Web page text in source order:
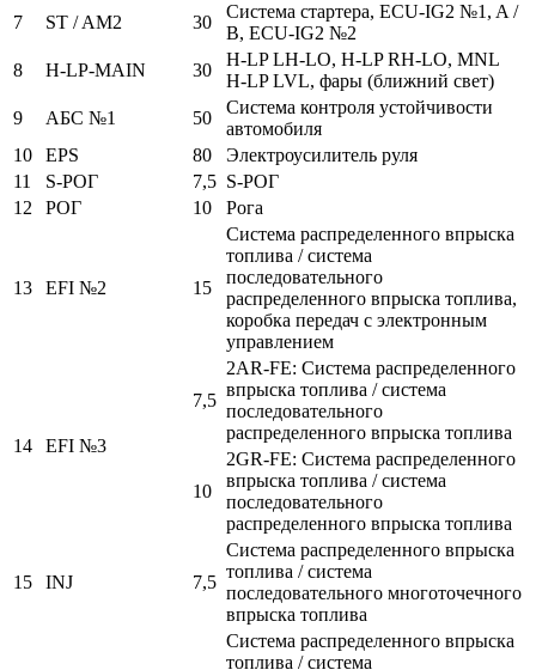
7
ST / AM2 30
Система стартера, ECU-IG2 №1, A /
B, ECU-IG2 №2
8
H-LP-MAIN 30
H-LP LH-LO, H-LP RH-LO, MNL
H-LP LVL, фары (ближний свет)
9
АБС №1 50
Система контроля устойчивости
автомобиля
10
EPS 80
Электроусилитель руля
11
S-РОГ 7,5 S-РОГ
12
РОГ 10 Рога
13 EFI №2 15
Система распределенного впрыска
топлива / система
последовательного
распределенного впрыска топлива,
коробка передач с электронным
управлением
14 EFI №3
7,5
2AR-FE: Система распределенного
впрыска топлива / система
последовательного
распределенного впрыска топлива
10
2GR-FE: Система распределенного
впрыска топлива / система
последовательного
распределенного впрыска топлива
15 INJ 7,5
Система распределенного впрыска
топлива / система
последовательного многоточечного
впрыска топлива
Система распределенного впрыска
топлива / система